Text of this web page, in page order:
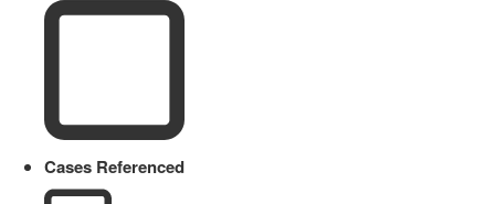
Cases Referenced